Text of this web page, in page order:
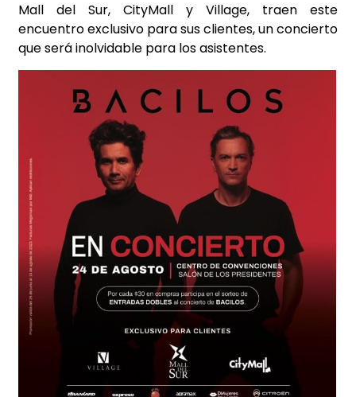
Mall del Sur, CityMall y Village, traen este
encuentro exclusivo para sus clientes, un concierto
que será inolvidable para los asistentes.